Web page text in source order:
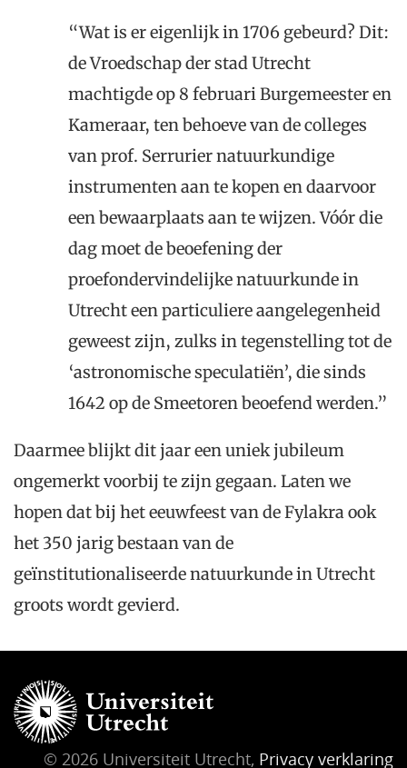
“Wat is er eigenlijk in 1706 gebeurd? Dit:
de Vroedschap der stad Utrecht
machtigde op 8 februari Burgemeester en
Kameraar, ten behoeve van de colleges
van prof. Serrurier natuurkundige
instrumenten aan te kopen en daarvoor
een bewaarplaats aan te wijzen. Vóór die
dag moet de beoefening der
proefondervindelijke natuurkunde in
Utrecht een particuliere aangelegenheid
geweest zijn, zulks in tegenstelling tot de
‘astronomische speculatiën’, die sinds
1642 op de Smeetoren beoefend werden.”
Daarmee blijkt dit jaar een uniek jubileum
ongemerkt voorbij te zijn gegaan. Laten we
hopen dat bij het eeuwfeest van de Fylakra ook
het 350 jarig bestaan van de
geïnstitutionaliseerde natuurkunde in Utrecht
groots wordt gevierd.
© 2026 Universiteit Utrecht, Privacy verklaring